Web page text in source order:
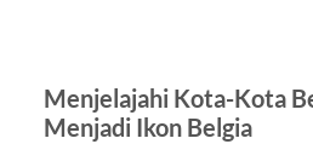
Menjelajahi Kota-Kota
Menjadi Ikon Belgia